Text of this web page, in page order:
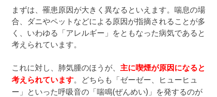
まずは、罹患原因が大きく異なるといえます。喘息の場
合、ダニやペットなどによる原因が指摘されることが多
く、いわゆる「アレルギー」をともなった病気であると
考えられています。
これに対し、肺気腫のほうが、 主に喫煙が原因になると
考えられています。どちらも「ゼーゼー、ヒューヒュ
ー」といった呼吸音の「喘鳴(ぜんめい)」を発するのが